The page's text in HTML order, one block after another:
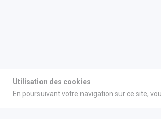
Utilisation des cookies
En poursuivant votre navigation sur ce site,